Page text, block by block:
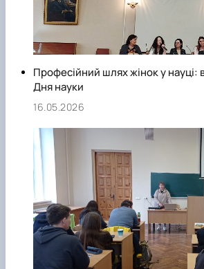
Професійний шлях жінок у науці:
Дня науки
16.05.2026